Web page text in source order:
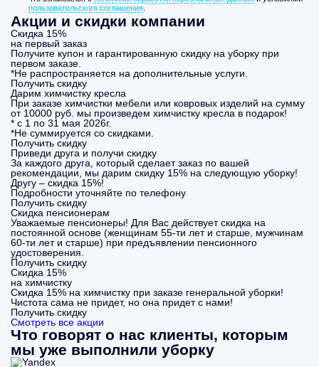
пользовательского соглашения
Акции и скидки компании
Скидка 15%
на первый заказ
Получите купон и гарантированную скидку на уборку при
первом заказе.
*Не распространяется на дополнительные услуги.
Получить скидку
Дарим химчистку кресла
При заказе химчистки мебели или ковровых изделий на сумму
от 10000 руб. мы произведем химчистку кресла в подарок!
* с 1 по 31 мая 2026г.
*Не суммируется со скидками.
Получить скидку
Приведи друга и получи скидку
За каждого друга, который сделает заказ по вашей
рекомендации, мы дарим скидку 15% на следующую уборку!
Другу – скидка 15%!
Подробности уточняйте по телефону
Получить скидку
Скидка пенсионерам
Уважаемые пенсионеры! Для Вас действует скидка на
постоянной основе (женщинам 55-ти лет и старше, мужчинам
60-ти лет и старше) при предъявлении пенсионного
удостоверения.
Получить скидку
Скидка 15%
на химчистку
Скидка 15% на химчистку при заказе генеральной уборки!
Чистота сама не придет, но она придет с нами!
Получить скидку
Смотреть все акции
Что говорят о нас клиенты, которым
мы уже выполнили уборку